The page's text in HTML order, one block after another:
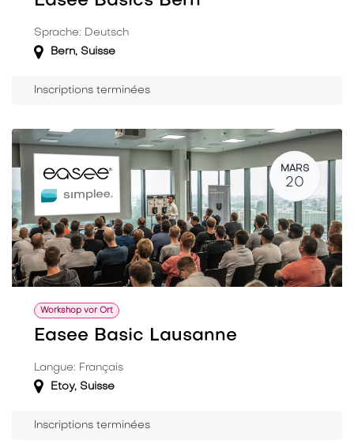
Sprache: Deutsch
Bern, Suisse
Inscriptions terminées
MARS
20
Workshop vor Ort
Easee Basic Lausanne
Langue: Français
Etoy, Suisse
Inscriptions terminées